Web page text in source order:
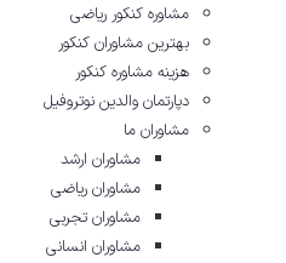
مشاوره کنکور ریاضی
بهترین مشاوران کنکور
هزینه مشاوره کنکور
دپارتمان والدین نوتروفیل
مشاوران ما
مشاوران ارشد
مشاوران ریاضی
مشاوران تجربی
مشاوران انسانی